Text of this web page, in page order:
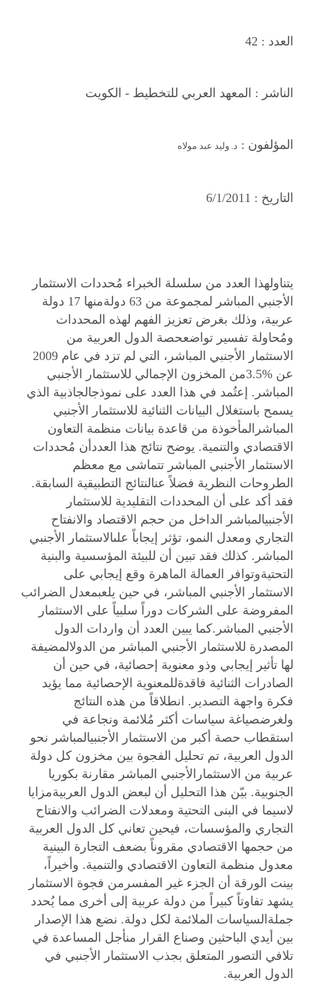
العدد : 42
الناشر : المعهد العربي للتخطيط - الكويت
المؤلفون : د. وليد عبد مولاه
التاريخ : 6/1/2011
يتناولهذا العدد من سلسلة الخبراء مُحددات الاستثمار
الأجنبي المباشر لمجموعة من 63 دولةمنها 17 دولة
عربية، وذلك بغرض تعزيز الفهم لهذه المحددات
ومُحاولة تفسير تواضعحصة الدول العربية من
الاستثمار الأجنبي المباشر، التي لم تزد في عام 2009
عن %3.5من المخزون الإجمالي للاستثمار الأجنبي
المباشر. إعتُمد في هذا العدد على نموذجالجاذبية الذي
يسمح باستغلال البيانات الثنائية للاستثمار الأجنبي
المباشرالمأخوذة من قاعدة بيانات منظمة التعاون
الاقتصادي والتنمية. يوضح نتائج هذا العددأن مُحددات
الاستثمار الأجنبي المباشر تتماشى مع معظم
الطروحات النظرية فضلاً عنالنتائج التطبيقية السابقة.
فقد أكد على أن المحددات التقليدية للاستثمار
الأجنبيالمباشر الداخل من حجم الاقتصاد والانفتاح
التجاري ومعدل النمو، تؤثر إيجاباً علىالاستثمار الأجنبي
المباشر. كذلك فقد تبين أن للبيئة المؤسسية والبنية
التحتيةوتوافر العمالة الماهرة وقع إيجابي على
الاستثمار الأجنبي المباشر، في حين يلعبمعدل الضرائب
المفروضة على الشركات دوراً سلبياً على الاستثمار
الأجنبي المباشر.كما يبين العدد أن واردات الدول
المصدرة للاستثمار الأجنبي المباشر من الدولالمضيفة
لها تأثير إيجابي وذو معنوية إحصائية، في حين أن
الصادرات الثنائية فاقدةللمعنوية الإحصائية مما يؤيد
فكرة واجهة التصدير. انطلاقاً من هذه النتائج
ولغرضصياغة سياسات أكثر مُلائمة ونجاعة في
استقطاب حصة أكبر من الاستثمار الأجنبيالمباشر نحو
الدول العربية، تم تحليل الفجوة بين مخزون كل دولة
عربية من الاستثمارالأجنبي المباشر مقارنة بكوريا
الجنوبية. بيّن هذا التحليل أن لبعض الدول العربيةمزايا
لاسيما في البنى التحتية ومعدلات الضرائب والانفتاح
التجاري والمؤسسات، فيحين تعاني كل الدول العربية
من حجمها الاقتصادي مقروناً بضعف التجارة البينية
معدول منظمة التعاون الاقتصادي والتنمية. وأخيراً،
بينت الورقة أن الجزء غير المفسرمن فجوة الاستثمار
يشهد تفاوتاً كبيراً من دولة عربية إلى أخرى مما يُحدد
جملةالسياسات الملائمة لكل دولة. نضع هذا الإصدار
بين أيدي الباحثين وصناع القرار منأجل المساعدة في
تلافي التصور المتعلق بجذب الاستثمار الأجنبي في
الدول العربية.